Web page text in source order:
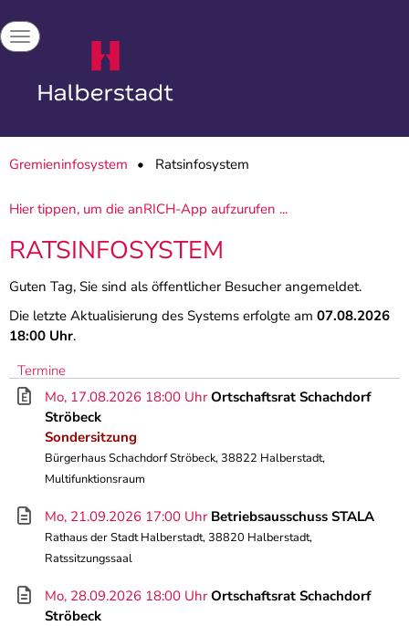
Toggle navigation
Gremieninfosystem Ratsinfosystem
Hier tippen, um die anRICH-App aufzurufen ...
RATSINFOSYSTEM
Guten Tag, Sie sind als öffentlicher Besucher angemeldet.
Die letzte Aktualisierung des Systems erfolgte am 07.08.2026
18:00 Uhr.
Termine
Mo, 17.08.2026 18:00 Uhr Ortschaftsrat Schachdorf
Ströbeck
Sondersitzung
Bürgerhaus Schachdorf Ströbeck, 38822 Halberstadt,
Multifunktionsraum
Mo, 21.09.2026 17:00 Uhr Betriebsausschuss STALA
Rathaus der Stadt Halberstadt, 38820 Halberstadt,
Ratssitzungssaal
Mo, 28.09.2026 18:00 Uhr Ortschaftsrat Schachdorf
Ströbeck